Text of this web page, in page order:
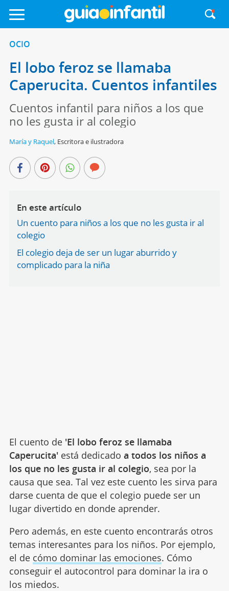
OCIO
El lobo feroz se llamaba
Caperucita. Cuentos infantiles
Cuentos infantil para niños a los que
no les gusta ir al colegio
María y Raquel, Escritora e ilustradora
En este artículo
Un cuento para niños a los que no les gusta ir al
colegio
El colegio deja de ser un lugar aburrido y
complicado para la niña
El cuento de 'El lobo feroz se llamaba
Caperucita'está dedicado a todos los niños a
los que no les gusta ir al colegio, sea por la
causa que sea. Tal vez este cuento les sirva para
darse cuenta de que el colegio puede ser un
lugar divertido en donde aprender.
Pero además, en este cuento encontrarás otros
temas interesantes para los niños. Por ejemplo,
el de cómo dominar las emociones. Cómo
conseguir el autocontrol para dominar la ira o
los miedos.